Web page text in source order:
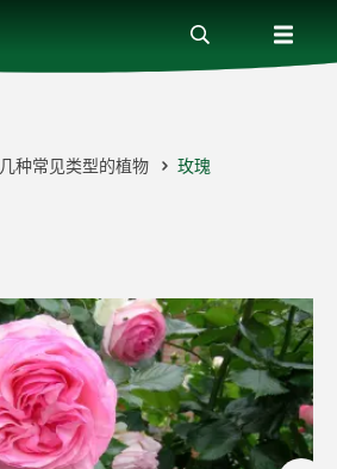
几种常见类型的植物 玫瑰